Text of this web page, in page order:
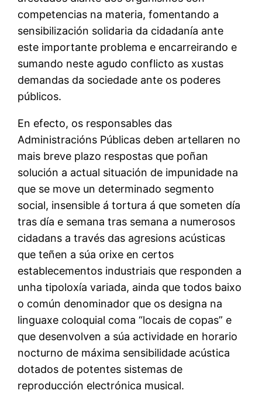
competencias na materia, fomentando a
sensibilización solidaria da cidadanía ante
este importante problema e encarreirando e
sumando neste agudo conflicto as xustas
demandas da sociedade ante os poderes
públicos.
En efecto, os responsables das
Administracións Públicas deben artellaren no
mais breve plazo respostas que poñan
solución a actual situación de impunidade na
que se move un determinado segmento
social, insensible á tortura á que someten día
tras día e semana tras semana a numerosos
cidadans a través das agresions acústicas
que teñen a súa orixe en certos
establecementos industriais que responden a
unha tipoloxía variada, ainda que todos baixo
o común denominador que os designa na
linguaxe coloquial coma “locais de copas” e
que desenvolven a súa actividade en horario
nocturno de máxima sensibilidade acústica
dotados de potentes sistemas de
reproducción electrónica musical.